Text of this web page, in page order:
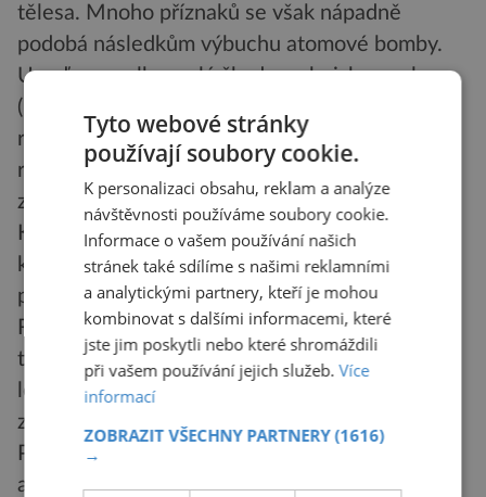
tělesa. Mnoho příznaků se však nápadně
podobá následkům výbuchu atomové bomby.
Uveďme vcelku malé škody v ohnisku exploze
(některé stromy zůstaly stát i v ohnisku),
rychlejší růst
rostlin po explozi, efekt zastínění (útvary na
zemi ochránily v Hirošimě lidi blízko epicentra).
Kočovní Evenkové vyprávěli o sloupu kouře,
který stoupal k obloze, což podle jejich popisu
připomíná hřibovitý oblak.
Radiační popáleniny zas naznačují puchýře
tunguzských sobů. Známky radiace vykazují i
letokruhy stromů po roce 1908. Nechyběly ani
zářivé červánky a poruchy v ionosféře.
Podle očitých svědků se letící objekt vřítil do
atmosféry někde nad Bajkalským jezerem,
Tyto webové stránky
používají soubory cookie.
K personalizaci obsahu, reklam a analýze
návštěvnosti používáme soubory cookie.
Informace o vašem používání našich
stránek také sdílíme s našimi reklamními
a analytickými partnery, kteří je mohou
kombinovat s dalšími informacemi, které
jste jim poskytli nebo které shromáždili
při vašem používání jejich služeb.Více
informací
ZOBRAZIT VŠECHNY PARTNERY(1616)
→